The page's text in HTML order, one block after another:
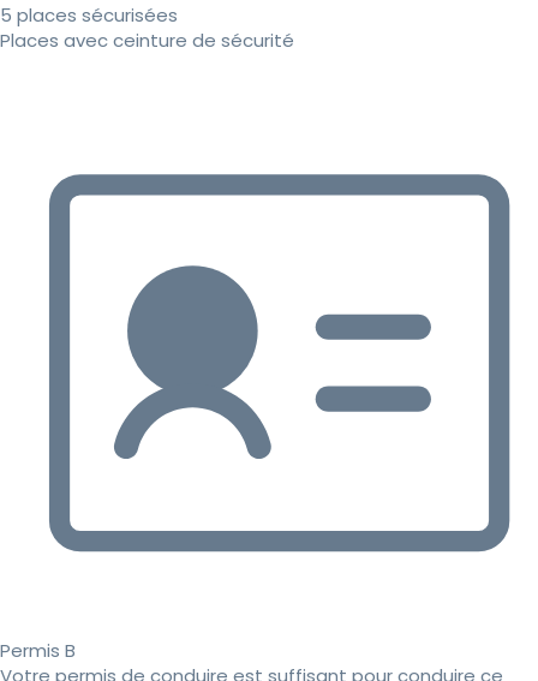
5 places sécurisées
Places avec ceinture de sécurité
Permis B
Votre permis de conduire est suffisant pour conduire ce